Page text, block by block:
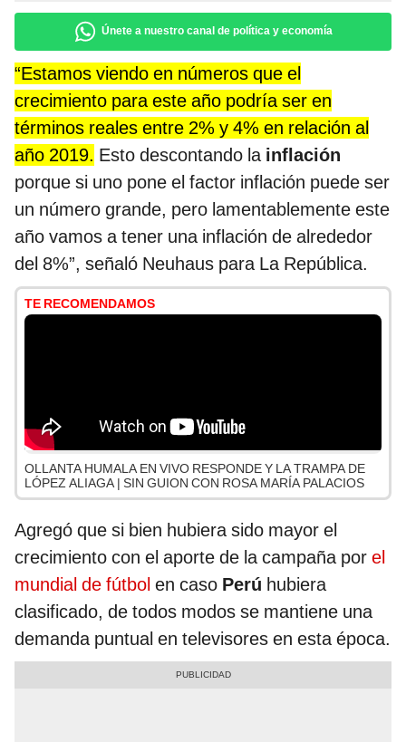
Únete a nuestro canal de política y economía
“Estamos viendo en números que el
crecimiento para este año podría ser en
términos reales entre 2% y 4% en relación al
año 2019. Esto descontando la inflación
porque si uno pone el factor inflación puede ser
un número grande, pero lamentablemente este
año vamos a tener una inflación de alrededor
del 8%”, señaló Neuhaus para La República.
TE RECOMENDAMOS
OLLANTA HUMALA EN VIVO RESPONDE Y LA TRAMPA DE
LÓPEZ ALIAGA | SIN GUION CON ROSA MARÍA PALACIOS
Agregó que si bien hubiera sido mayor el
crecimiento con el aporte de la campaña por el
mundial de fútbol en caso Perú hubiera
clasificado, de todos modos se mantiene una
demanda puntual en televisores en esta época.